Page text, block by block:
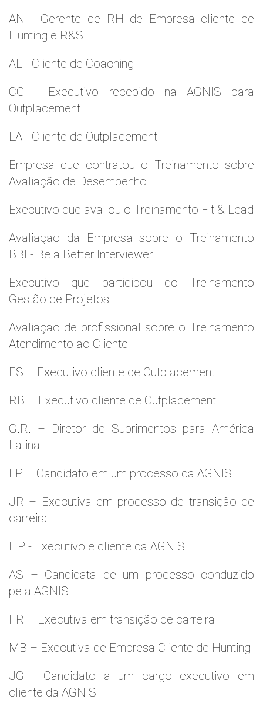
AN - Gerente de RH de Empresa cliente de
Hunting e R&S
AL - Cliente de Coaching
CG - Executivo recebido na AGNIS para
Outplacement
LA - Cliente de Outplacement
Empresa que contratou o Treinamento sobre
Avaliação de Desempenho
Executivo que avaliou o Treinamento Fit & Lead
Avaliaçao da Empresa sobre o Treinamento
BBI - Be a Better Interviewer
Executivo que participou do Treinamento
Gestão de Projetos
Avaliaçao de profissional sobre o Treinamento
Atendimento ao Cliente
ES – Executivo cliente de Outplacement
RB – Executivo cliente de Outplacement
G.R. – Diretor de Suprimentos para América
Latina
LP – Candidato em um processo da AGNIS
JR – Executiva em processo de transição de
carreira
HP - Executivo e cliente da AGNIS
AS – Candidata de um processo conduzido
pela AGNIS
FR – Executiva em transição de carreira
MB – Executiva de Empresa Cliente de Hunting
JG - Candidato a um cargo executivo em
cliente da AGNIS